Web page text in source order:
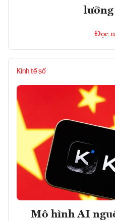
Đọc
Kinh tế số
Mô hình AI